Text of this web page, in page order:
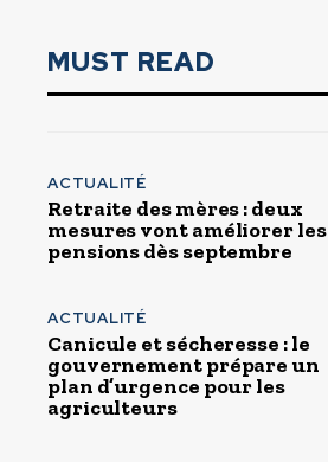
MUST READ
ACTUALITÉ
Retraite des mères : deux
mesures vont améliorer les
pensions dès septembre
ACTUALITÉ
Canicule et sécheresse : le
gouvernement prépare un
plan d’urgence pour les
agriculteurs